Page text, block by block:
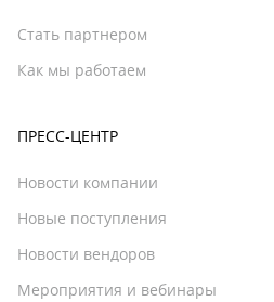
Стать партнером
Как мы работаем
ПРЕСС-ЦЕНТР
Новости компании
Новые поступления
Новости вендоров
Мероприятия и вебинары